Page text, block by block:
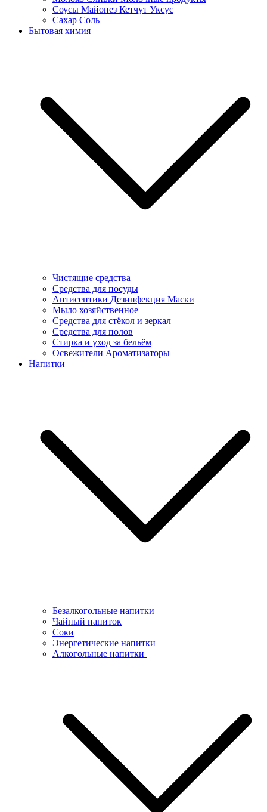
Соусы Майонез Кетчут Уксус
Сахар Соль
Бытовая химия
Чистящие средства
Средства для посуды
Антисептики Дезинфекция Маски
Мыло хозяйственное
Средства для стёкол и зеркал
Средства для полов
Стирка и уход за бельём
Освежители Ароматизаторы
Напитки
Безалкогольные напитки
Чайный напиток
Соки
Энергетические напитки
Алкогольные напитки